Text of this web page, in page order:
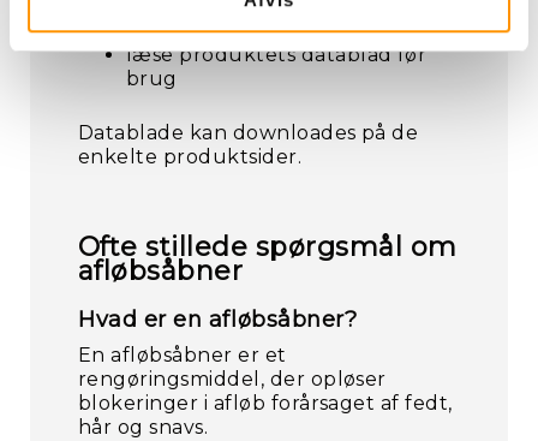
læse produktets datablad før
brug
Datablade kan downloades på de
enkelte produktsider.
Ofte stillede spørgsmål om
afløbsåbner
Hvad er en afløbsåbner?
En afløbsåbner er et
rengøringsmiddel, der opløser
blokeringer i afløb forårsaget af fedt,
hår og snavs.